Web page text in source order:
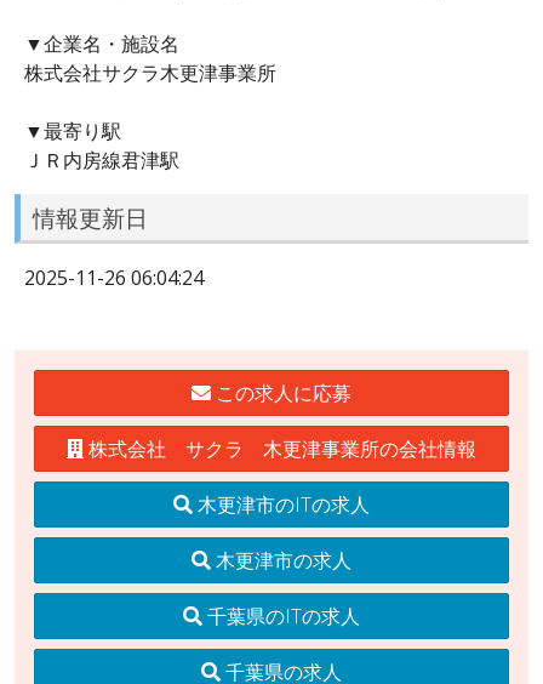
▼企業名・施設名
株式会社サクラ木更津事業所
▼最寄り駅
ＪＲ内房線君津駅
情報更新日
2025-11-26 06:04:24
この求人に応募
株式会社 サクラ 木更津事業所の会社情報
木更津市のITの求人
木更津市の求人
千葉県のITの求人
千葉県の求人